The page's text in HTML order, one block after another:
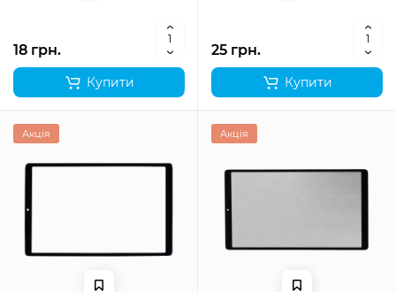
18 грн.
Купити
25 грн.
Купити
Акція Акція